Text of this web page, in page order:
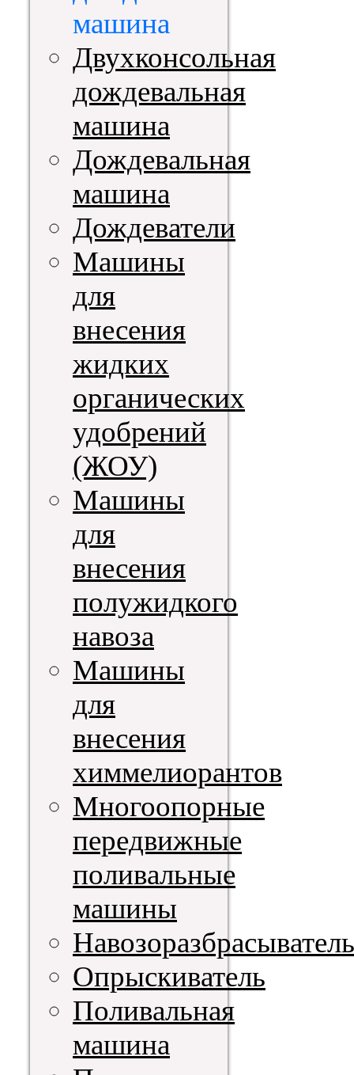
машина
Двухконсольная
дождевальная
машина
Дождевальная
машина
Дождеватели
Машины
для
внесения
жидких
органических
удобрений
(ЖОУ)
Машины
для
внесения
полужидкого
навоза
Машины
для
внесения
химмелиорантов
Многоопорные
передвижные
поливальные
машины
Навозоразбрасыватель
Опрыскиватель
Поливальная
машина